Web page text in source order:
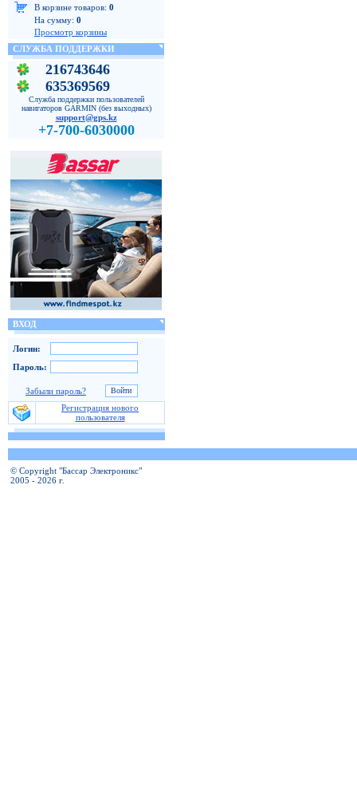
В корзине товаров: 0
На сумму: 0
Просмотр корзины
СЛУЖБА ПОДДЕРЖКИ
216743646
635369569
Служба поддержки пользователей
навигаторов GARMIN (без выходных)
support@gps.kz
+7-700-6030000
ВХОД
Логин:
Пароль:
Забыли пароль?
Регистрация нового
пользователя
© Copyright "Бассар Электроникс"
2005 - 2026 г.